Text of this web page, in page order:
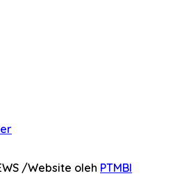
/Website oleh PTMBI